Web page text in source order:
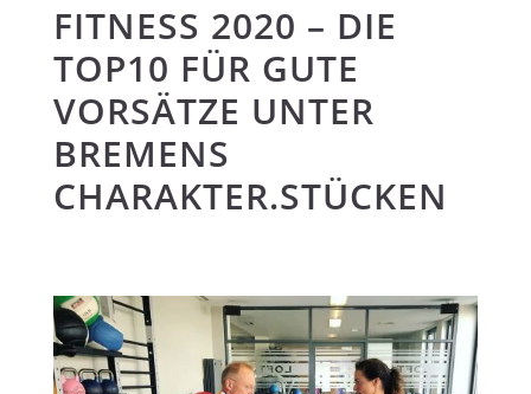
FITNESS 2020 – DIE
TOP10 FÜR GUTE
VORSÄTZE UNTER
BREMENS
CHARAKTER.STÜCKEN